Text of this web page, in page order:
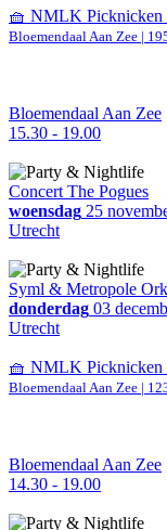
🧺 NMLK Picknicken
Bloemendaal Aan Zee |
Bloemendaal Aan Zee
15.30 - 19.00
Concert The Pogues
woensdag 25
Utrecht
Syml & Metropole
donderdag 03
Utrecht
🧺 NMLK Picknicken
Bloemendaal Aan Zee |
Bloemendaal Aan Zee
14.30 - 19.00